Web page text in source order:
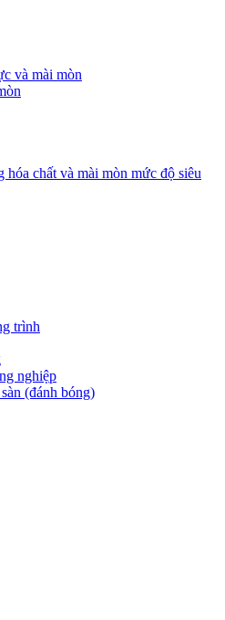
và mài mòn
hóa chất và mài mòn mức độ siêu
trình
nghiệp
(đánh bóng)